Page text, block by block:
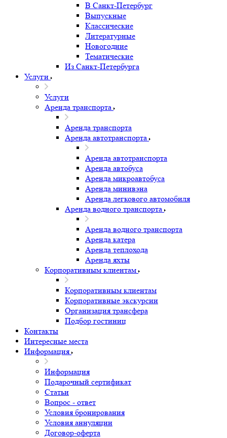
В Санкт-Петербург
Выпускные
Классические
Литературные
Новогодние
Тематические
Из Санкт-Петербурга
Услуги
Услуги
Аренда транспорта
Аренда транспорта
Аренда автотранспорта
Аренда автотранспорта
Аренда автобуса
Аренда микроавтобуса
Аренда минивэна
Аренда легкового автомобиля
Аренда водного транспорта
Аренда водного транспорта
Аренда катера
Аренда теплохода
Аренда яхты
Корпоративным клиентам
Корпоративным клиентам
Корпоративные экскурсии
Организация трансфера
Подбор гостиниц
Контакты
Интересные места
Информация
Информация
Подарочный сертификат
Статьи
Вопрос - ответ
Условия бронирования
Условия аннуляции
Договор-оферта